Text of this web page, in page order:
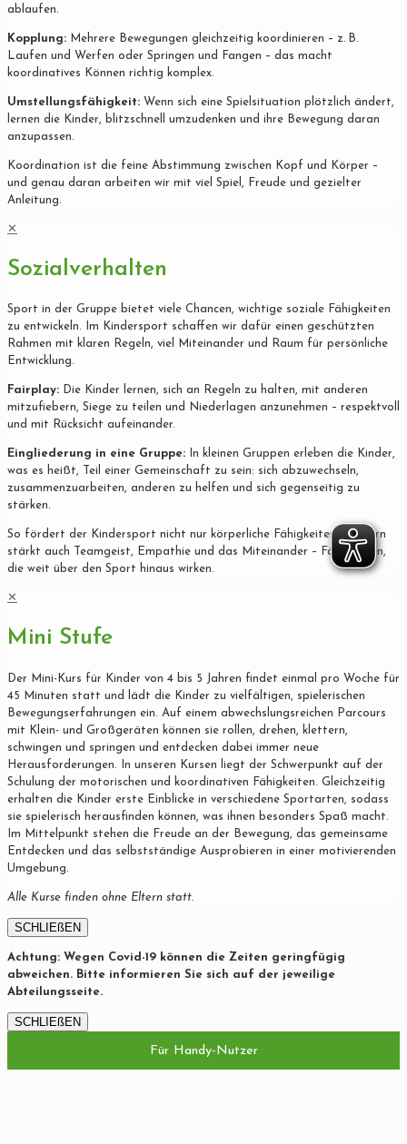
ablaufen.
Kopplung: Mehrere Bewegungen gleichzeitig koordinieren – z. B.
Laufen und Werfen oder Springen und Fangen – das macht
koordinatives Können richtig komplex.
Umstellungsfähigkeit: Wenn sich eine Spielsituation plötzlich ändert,
lernen die Kinder, blitzschnell umzudenken und ihre Bewegung daran
anzupassen.
Koordination ist die feine Abstimmung zwischen Kopf und Körper –
und genau daran arbeiten wir mit viel Spiel, Freude und gezielter
Anleitung.
✕
Sozialverhalten
Sport in der Gruppe bietet viele Chancen, wichtige soziale Fähigkeiten
zu entwickeln. Im Kindersport schaffen wir dafür einen geschützten
Rahmen mit klaren Regeln, viel Miteinander und Raum für persönliche
Entwicklung.
Fairplay: Die Kinder lernen, sich an Regeln zu halten, mit anderen
mitzufiebern, Siege zu teilen und Niederlagen anzunehmen – respektvoll
und mit Rücksicht aufeinander.
Eingliederung in eine Gruppe: In kleinen Gruppen erleben die Kinder,
was es heißt, Teil einer Gemeinschaft zu sein: sich abzuwechseln,
zusammenzuarbeiten, anderen zu helfen und sich gegenseitig zu
stärken.
So fördert der Kindersport nicht nur körperliche Fähigkeiten, sondern
stärkt auch Teamgeist, Empathie und das Miteinander – Fähigkeiten,
die weit über den Sport hinaus wirken.
✕
Mini Stufe
Der Mini-Kurs für Kinder von 4 bis 5 Jahren findet einmal pro Woche für
45 Minuten statt und lädt die Kinder zu vielfältigen, spielerischen
Bewegungserfahrungen ein. Auf einem abwechslungsreichen Parcours
mit Klein- und Großgeräten können sie rollen, drehen, klettern,
schwingen und springen und entdecken dabei immer neue
Herausforderungen. In unseren Kursen liegt der Schwerpunkt auf der
Schulung der motorischen und koordinativen Fähigkeiten. Gleichzeitig
erhalten die Kinder erste Einblicke in verschiedene Sportarten, sodass
sie spielerisch herausfinden können, was ihnen besonders Spaß macht.
Im Mittelpunkt stehen die Freude an der Bewegung, das gemeinsame
Entdecken und das selbstständige Ausprobieren in einer motivierenden
Umgebung.
Alle Kurse finden ohne Eltern statt.
SCHLIEßEN
Achtung: Wegen Covid-19 können die Zeiten geringfügig
abweichen. Bitte informieren Sie sich auf der jeweilige
Abteilungsseite.
SCHLIEßEN
Für Handy-Nutzer